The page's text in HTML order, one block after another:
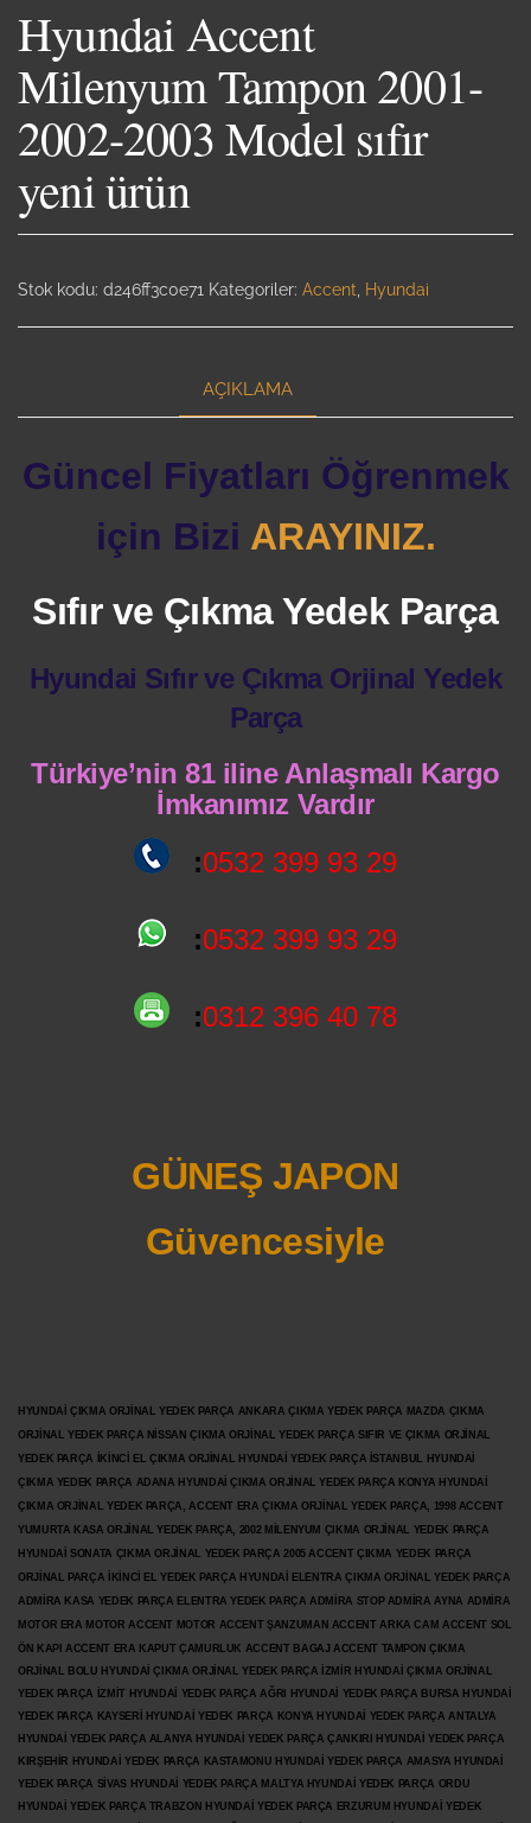
Hyundai Accent
Milenyum Tampon 2001-
2002-2003 Model sıfır
yeni ürün
Stok kodu: d246ff3c0e71 Kategoriler: Accent Hyundai
AÇIKLAMA
Güncel Fiyatları Öğrenmek
için Bizi ARAYINIZ.
Sıfır ve Çıkma Yedek Parça
Hyundai Sıfır ve Çıkma Orjinal Yedek
Parça
Türkiye’nin 81 iline Anlaşmalı Kargo
İmkanımız Vardır
:0532 399 93 29
:0532 399 93 29
:0312 396 40 78
GÜNEŞ JAPON
Güvencesiyle
HYUNDAİ ÇIKMA ORJİNAL YEDEK PARÇA ANKARA ÇIKMA YEDEK PARÇA MAZDA ÇIKMA
ORJİNAL YEDEK PARÇA NİSSAN ÇIKMA ORJİNAL YEDEK PARÇA SIFIR VE ÇIKMA ORJİNAL
YEDEK PARÇA İKİNCİ EL ÇIKMA ORJİNAL HYUNDAİ YEDEK PARÇA İSTANBUL HYUNDAİ
ÇIKMA YEDEK PARÇA ADANA HYUNDAİ ÇIKMA ORJİNAL YEDEK PARÇA KONYA HYUNDAİ
ÇIKMA ORJİNAL YEDEK PARÇA, ACCENT ERA ÇIKMA ORJİNAL YEDEK PARÇA, 1998 ACCENT
YUMURTA KASA ORJİNAL YEDEK PARÇA, 2002 MİLENYUM ÇIKMA ORJİNAL YEDEK PARÇA
HYUNDAİ SONATA ÇIKMA ORJİNAL YEDEK PARÇA 2005 ACCENT ÇIKMA YEDEK PARÇA
ORJİNAL PARÇA İKİNCİ EL YEDEK PARÇA HYUNDAİ ELENTRA ÇIKMA ORJİNAL YEDEK PARÇA
ADMİRA KASA YEDEK PARÇA ELENTRA YEDEK PARÇA ADMİRA STOP ADMİRA AYNA ADMİRA
MOTOR ERA MOTOR ACCENT MOTOR ACCENT ŞANZUMAN ACCENT ARKA CAM ACCENT SOL
ÖN KAPI ACCENT ERA KAPUT ÇAMURLUK ACCENT BAGAJ ACCENT TAMPON ÇIKMA
ORJİNAL BOLU HYUNDAİ ÇIKMA ORJİNAL YEDEK PARÇA İZMİR HYUNDAİ ÇIKMA ORJİNAL
YEDEK PARÇA İZMİT HYUNDAİ YEDEK PARÇA AĞRI HYUNDAİ YEDEK PARÇA BURSA HYUNDAİ
YEDEK PARÇA KAYSERİ HYUNDAİ YEDEK PARÇA KONYA HYUNDAİ YEDEK PARÇA ANTALYA
HYUNDAİ YEDEK PARÇA ALANYA HYUNDAİ YEDEK PARÇA ÇANKIRI HYUNDAİ YEDEK PARÇA
KIRŞEHİR HYUNDAİ YEDEK PARÇA KASTAMONU HYUNDAİ YEDEK PARÇA AMASYA HYUNDAİ
YEDEK PARÇA SİVAS HYUNDAİ YEDEK PARÇA MALTYA HYUNDAİ YEDEK PARÇA ORDU
HYUNDAİ YEDEK PARÇA TRABZON HYUNDAİ YEDEK PARÇA ERZURUM HYUNDAİ YEDEK